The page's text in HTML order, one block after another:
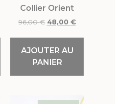
Collier Orient
96,00€ 48,00 €
AJOUTER AU
PANIER